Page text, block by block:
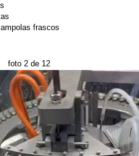
frascos
foto 2 de 12